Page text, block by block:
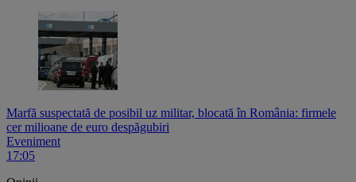
Marfă suspectată de posibil uz militar, blocată în România: firmele
cer milioane de euro despăgubiri
Eveniment
17:05